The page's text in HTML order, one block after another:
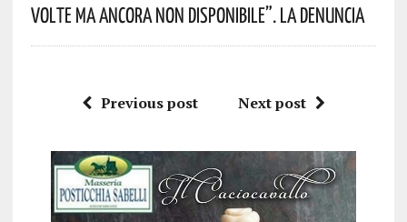
Volte Ma Ancora Non Disponibile”. La Denuncia
Previous post Next post